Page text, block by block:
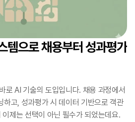
템으로 채용부터 성과평가
로 AI 기술의 도입입니다. 채용 과정에서
하고, 성과평가 시 데이터 기반으로 객관
제는 선택이 아닌 필수가 되었는데요.